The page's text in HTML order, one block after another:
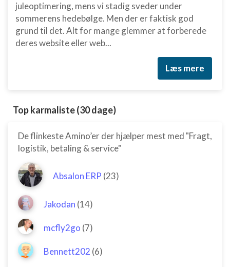
juleoptimering, mens vi stadig sveder under
sommerens hedebølge. Men der er faktisk god
grund til det. Alt for mange glemmer at forberede
deres website eller web...
Læs mere
Top karmaliste (30 dage)
De flinkeste Amino’er der hjælper mest med "Fragt,
logistik, betaling & service"
Absalon ERP (23)
Jakodan (14)
mcfly2go (7)
Bennett202 (6)